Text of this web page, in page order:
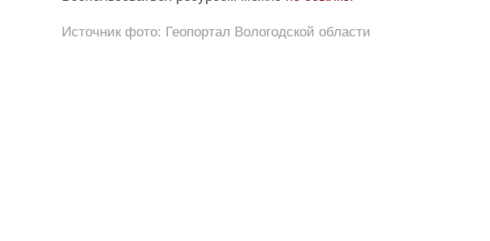
Источник фото: Геопортал Вологодской области